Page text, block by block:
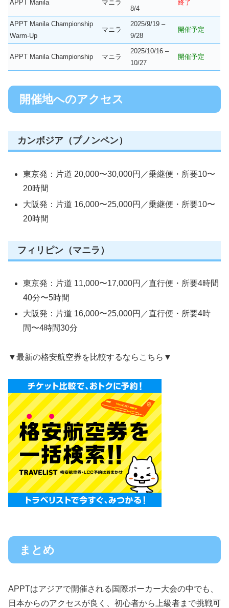
APPT Manila マニラ
8/4
終了
APPT Manila Championship
Warm-Up
マニラ
2025/9/19 –
9/28
開催予定
APPT Manila Championship マニラ
2025/10/16 –
10/27
開催予定
開催地へのアクセス
カンボジア（プノンペン）
東京発：片道 20,000〜30,000円／乗継便・所要10〜
20時間
大阪発：片道 16,000〜25,000円／乗継便・所要10〜
20時間
フィリピン（マニラ）
東京発：片道 11,000〜17,000円／直行便・所要4時間
40分〜5時間
大阪発：片道 16,000〜25,000円／直行便・所要4時
間〜4時間30分
▼最新の格安航空券を比較するならこちら▼
まとめ
APPTはアジアで開催される国際ポーカー大会の中でも、
日本からのアクセスが良く、初心者から上級者まで挑戦可